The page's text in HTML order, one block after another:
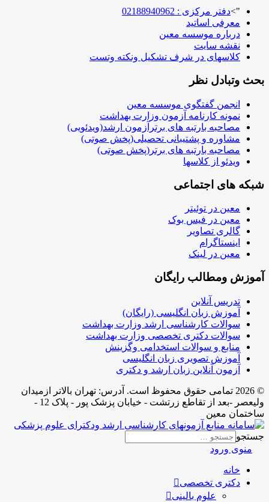
">دفتر مرکزی : 02188940962
معرفی اساتید
درباره موسسه معین
نقشه سایت
کلاسهای در شرف تشکیل ونکته وتست
بحث وتبادل نظر
انجمن گفتگوی موسسه معین
نمونه کارنامه آزمون وزارت بهداشت
مصاحبه بارتبه های برترآزمون ارشد(ویدئویی)
مشاوره و پشتیبانی تحصیلی(پخش صوتی)
مصاحبه بارتبه های برتر(پخش صوتی)
ویدئو از کلاسها
شبکه های اجتماعی
معین در توئیتر
معین در فیس بوک
گالری تصاویر
اینستاگرام
معین در لینک
آموزش ومطالب رایگان
تدریس آنلاین
آموزش زبان انگلیسی (رایگان)
سوالات کارشناسی ارشد وزارت بهداشت
سوالات دکتری تخصصی وزارت بهداشت
منابع و سوالات استخدامی وگزینش
آموزش تصویری زبان انگلیسی
آزمون آنلاین زبان ارشد و دکتری
© 2026 تمامی حقوق محفوظ است. آدرس:‌ تهران بالاتر ازمیدان
ولیعصر -بعد از تقاطع زرتشت - خیابان پزشک پور - پلاک 12 -
ساختمان معین
جستجو
منوی ورود
خانه
دکتری تخصصی
علوم بالینی